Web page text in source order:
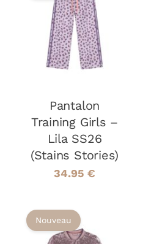
CHOIX DES
OPTIONS CE
PRODUIT
A
PLUSIEURS
OPTIONS
PEUVENT
ÊTRE
CHOISIES
SUR
LA
/
DÉTAILS
Pantalon
Training Girls –
Lila SS26
(Stains Stories)
34.95 €
Nouveau